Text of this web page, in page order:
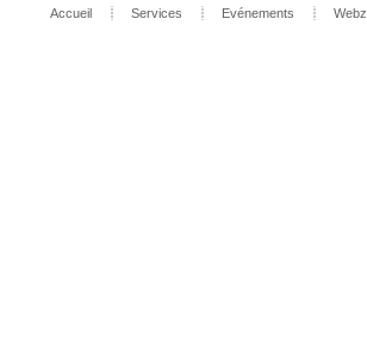
Accueil Services Evénements